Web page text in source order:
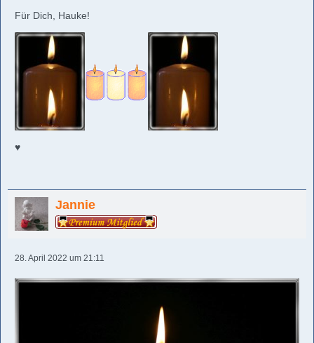
Für Dich, Hauke!
♥️
Jannie
28. April 2022 um 21:11